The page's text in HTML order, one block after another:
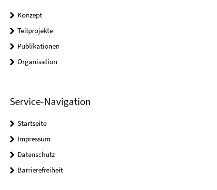
Konzept
Teilprojekte
Publikationen
Organisation
Service-Navigation
Startseite
Impressum
Datenschutz
Barrierefreiheit